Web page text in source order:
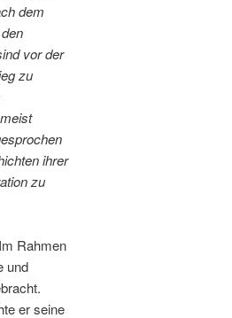
dem
vor der
zu
ihrer
zu
Rahmen
und
er seine